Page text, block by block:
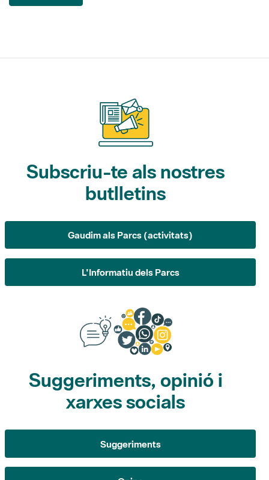
Subscriu-te als nostres
butlletins
L'Informatiu dels Parcs
Suggeriments, opinió i
xarxes socials
Opina